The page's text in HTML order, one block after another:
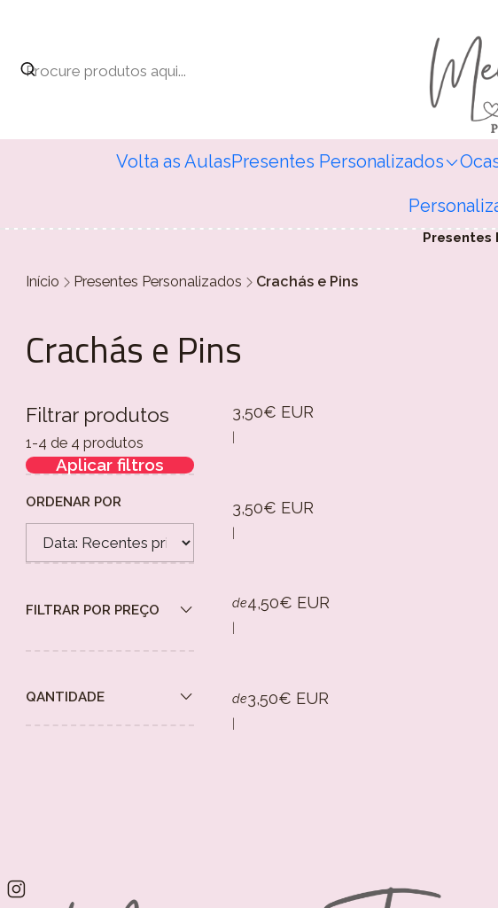
Volta as AulasPresentes Personalizados
Presentes
Início Presentes Personalizados Crachás e Pins
Crachás e Pins
Filtrar produtos
1-4 de 4 produtos
Aplicar filtros
ORDENAR POR
FILTRAR POR PREÇO
QANTIDADE
3,50€ EUR
3,50€ EUR
de4,50€ EUR
de3,50€ EUR